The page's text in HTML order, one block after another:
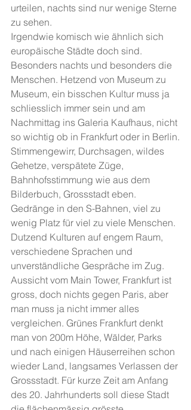
urteilen, nachts sind nur wenige Sterne
zu sehen.
Irgendwie komisch wie ähnlich sich
europäische Städte doch sind.
Besonders nachts und besonders die
Menschen. Hetzend von Museum zu
Museum, ein bisschen Kultur muss ja
schliesslich immer sein und am
Nachmittag ins Galeria Kaufhaus, nicht
so wichtig ob in Frankfurt oder in Berlin.
Stimmengewirr, Durchsagen, wildes
Gehetze, verspätete Züge,
Bahnhofsstimmung wie aus dem
Bilderbuch, Grossstadt eben.
Gedränge in den S-Bahnen, viel zu
wenig Platz für viel zu viele Menschen.
Dutzend Kulturen auf engem Raum,
verschiedene Sprachen und
unverständliche Gespräche im Zug.
Aussicht vom Main Tower, Frankfurt ist
gross, doch nichts gegen Paris, aber
man muss ja nicht immer alles
vergleichen. Grünes Frankfurt denkt
man von 200m Höhe, Wälder, Parks
und nach einigen Häuserreihen schon
wieder Land, langsames Verlassen der
Grossstadt. Für kurze Zeit am Anfang
des 20. Jahrhunderts soll diese Stadt